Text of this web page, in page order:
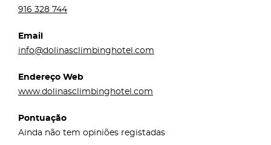
916 328 744
Email
info@dolinasclimbinghotel.com
Endereço Web
www.dolinasclimbinghotel.com
Pontuação
Ainda não tem opiniões registadas